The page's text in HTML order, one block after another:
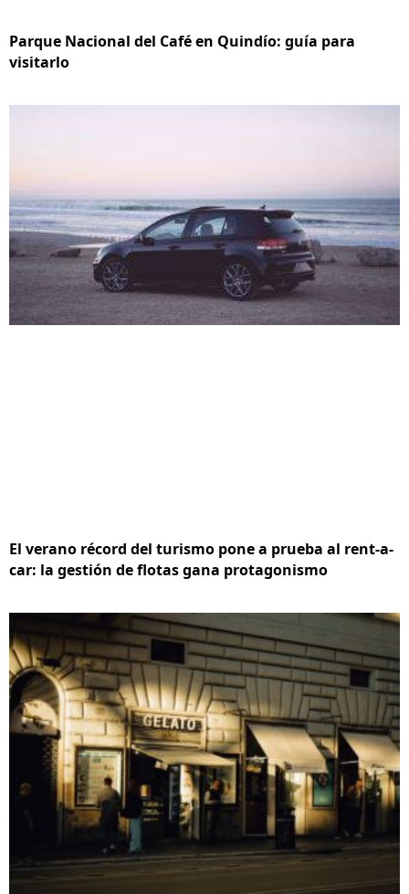
Parque Nacional del Café en Quindío: guía para
visitarlo
El verano récord del turismo pone a prueba al rent-a-
car: la gestión de flotas gana protagonismo